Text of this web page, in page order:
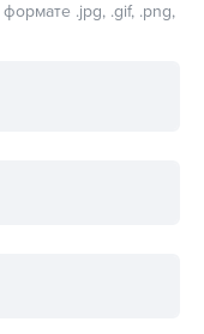
.jpg, .gif, .png,